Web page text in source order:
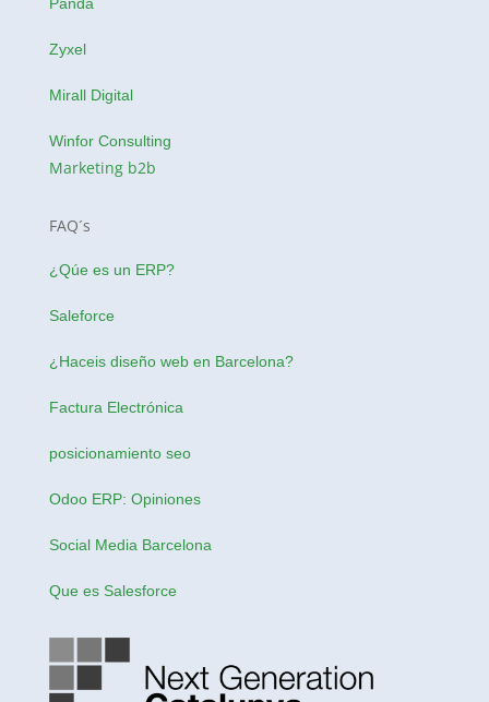
Zyxel
Mirall Digital
Winfor Consulting
Marketing b2b
FAQ´s
¿Qúe es un ERP?
Saleforce
¿Haceis diseño web en Barcelona?
Factura Electrónica
posicionamiento seo
Odoo ERP: Opiniones
Social Media Barcelona
Que es Salesforce